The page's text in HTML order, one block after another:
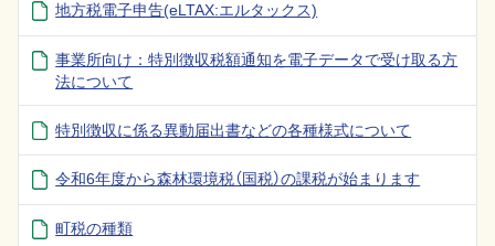
地方税電子申告(eLTAX:エルタックス)
事業所向け：特別徴収税額通知を電子データで受け取る方
法について
特別徴収に係る異動届出書などの各種様式について
令和6年度から森林環境税（国税）の課税が始まります
町税の種類